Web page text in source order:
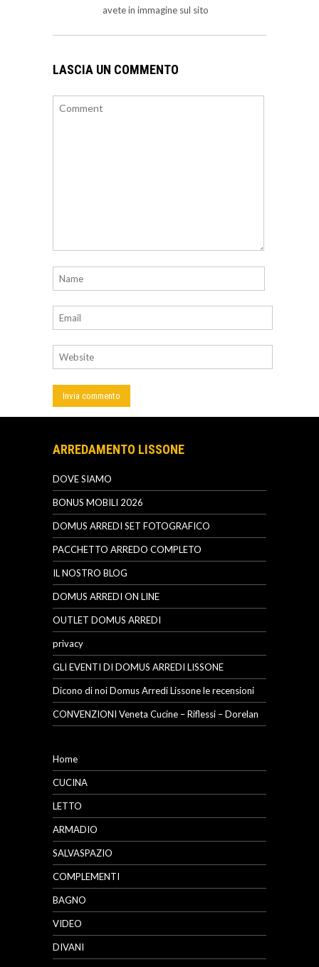
avete in immagine sul sito
LASCIA UN COMMENTO
ARREDAMENTO LISSONE
DOVE SIAMO
BONUS MOBILI 2026
DOMUS ARREDI SET FOTOGRAFICO
PACCHETTO ARREDO COMPLETO
IL NOSTRO BLOG
DOMUS ARREDI ON LINE
OUTLET DOMUS ARREDI
privacy
GLI EVENTI DI DOMUS ARREDI LISSONE
Dicono di noi Domus Arredi Lissone le recensioni
CONVENZIONI Veneta Cucine – Riflessi – Dorelan
Home
CUCINA
LETTO
ARMADIO
SALVASPAZIO
COMPLEMENTI
BAGNO
VIDEO
DIVANI